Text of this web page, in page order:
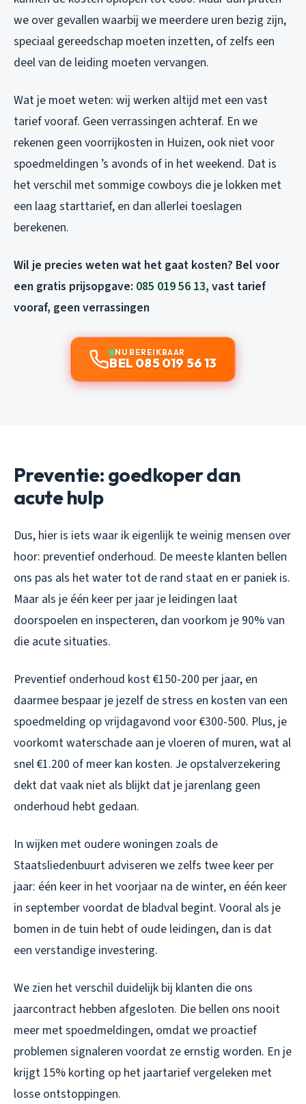
we over gevallen waarbij we meerdere uren bezig zijn,
speciaal gereedschap moeten inzetten, of zelfs een
deel van de leiding moeten vervangen.
Wat je moet weten: wij werken altijd met een vast
tarief vooraf. Geen verrassingen achteraf. En we
rekenen geen voorrijkosten in Huizen, ook niet voor
spoedmeldingen ’s avonds of in het weekend. Dat is
het verschil met sommige cowboys die je lokken met
een laag starttarief, en dan allerlei toeslagen
berekenen.
Wil je precies weten wat het gaat kosten? Bel voor
een gratis prijsopgave: 085 019 56 13, vast tarief
vooraf, geen verrassingen
NU BEREIKBAAR
BEL 085 019 56 13
Preventie: goedkoper dan
acute hulp
Dus, hier is iets waar ik eigenlijk te weinig mensen over
hoor: preventief onderhoud. De meeste klanten bellen
ons pas als het water tot de rand staat en er paniek is.
Maar als je één keer per jaar je leidingen laat
doorspoelen en inspecteren, dan voorkom je 90% van
die acute situaties.
Preventief onderhoud kost €150-200 per jaar, en
daarmee bespaar je jezelf de stress en kosten van een
spoedmelding op vrijdagavond voor €300-500. Plus, je
voorkomt waterschade aan je vloeren of muren, wat al
snel €1.200 of meer kan kosten. Je opstalverzekering
dekt dat vaak niet als blijkt dat je jarenlang geen
onderhoud hebt gedaan.
In wijken met oudere woningen zoals de
Staatsliedenbuurt adviseren we zelfs twee keer per
jaar: één keer in het voorjaar na de winter, en één keer
in september voordat de bladval begint. Vooral als je
bomen in de tuin hebt of oude leidingen, dan is dat
een verstandige investering.
We zien het verschil duidelijk bij klanten die ons
jaarcontract hebben afgesloten. Die bellen ons nooit
meer met spoedmeldingen, omdat we proactief
problemen signaleren voordat ze ernstig worden. En je
krijgt 15% korting op het jaartarief vergeleken met
losse ontstoppingen.